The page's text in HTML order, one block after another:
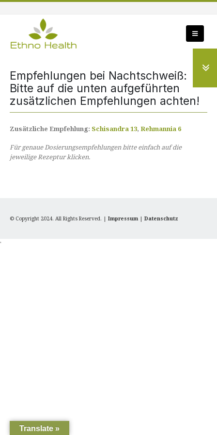
Empfehlungen bei Nachtschweiß:
Bitte auf die unten aufgeführten
zusätzlichen Empfehlungen achten!
Zusätzliche Empfehlung: Schisandra 13, Rehmannia 6
Für genaue Dosierungsempfehlungen bitte einfach auf die
jeweilige Rezeptur klicken.
© Copyright 2024. All Rights Reserved. | Impressum | Datenschutz
'
Translate »